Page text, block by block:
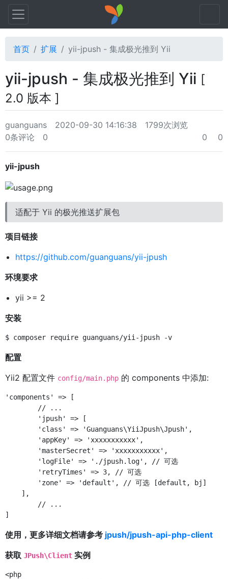
首页 扩展 yii-jpush - 集成极光推到 Yii
yii-jpush - 集成极光推到 Yii [
2.0 版本 ]
guanguans 2020-09-30 14:16:38
1799次浏览
0条评论
0 0 0
yii-jpush
适配于 Yii 的极光推送扩展包
项目链接
https://github.com/guanguans/yii-jpush
环境要求
yii >= 2
安装
配置
Yii2 配置文件 config/main.php 的 components 中添加:
'components' => [
        'class' => 'Guanguans\YiiJpush\Jpush',
        'appKey' => 'xxxxxxxxxxx',
        'masterSecret' => 'xxxxxxxxxxx',
        'logFile' => './jpush.log', // 可选
        'retryTimes' => 3, // 可选
        'zone' => 'default', // 可选 [default, bj]
    ],
使用，更多详细文档请参考 jpush/jpush-api-php-client
获取 JPush\Client 实例
<php